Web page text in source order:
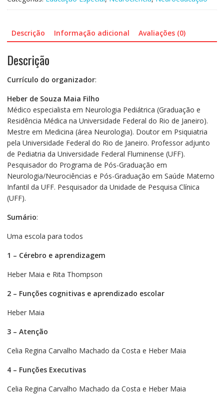
quantidade
Descrição Informação adicional Avaliações (0)
Descrição
Currículo do organizador:
Heber de Souza Maia Filho
Médico especialista em Neurologia Pediátrica (Graduação e
Residência Médica na Universidade Federal do Rio de Janeiro).
Mestre em Medicina (área Neurologia). Doutor em Psiquiatria
pela Universidade Federal do Rio de Janeiro. Professor adjunto
de Pediatria da Universidade Federal Fluminense (UFF).
Pesquisador do Programa de Pós-Graduação em
Neurologia/Neurociências e Pós-Graduação em Saúde Materno
Infantil da UFF. Pesquisador da Unidade de Pesquisa Clínica
(UFF).
Sumário:
Uma escola para todos
1 – Cérebro e aprendizagem
Heber Maia e Rita Thompson
2 – Funções cognitivas e aprendizado escolar
Heber Maia
3 – Atenção
Celia Regina Carvalho Machado da Costa e Heber Maia
4 – Funções Executivas
Celia Regina Carvalho Machado da Costa e Heber Maia